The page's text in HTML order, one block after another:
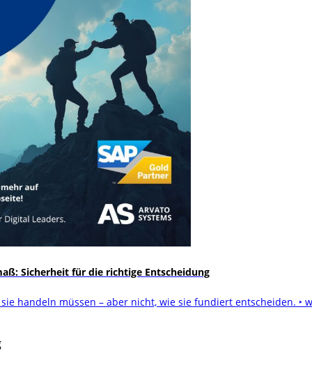
Sicherheit für die richtige Entscheidung
handeln müssen – aber nicht, wie sie fundiert entscheiden. ‣